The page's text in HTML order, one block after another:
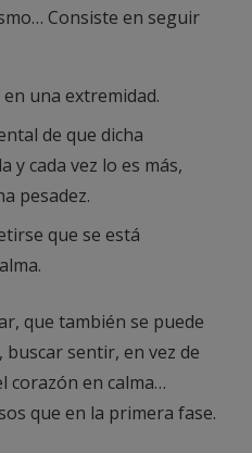
Consiste en seguir
una extremidad.
de que dicha
y cada vez lo es más,
pesadez.
que se está
que también se puede
buscar sentir, en vez de
corazón en calma…
que en la primera fase.